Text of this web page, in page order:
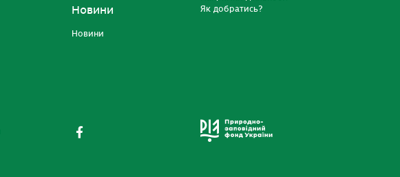
Новини
Новини
Як добратись?